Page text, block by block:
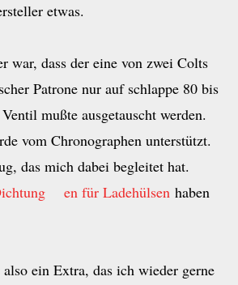
etwas.
war, dass der eine von zwei Colts
Patrone nur auf schlappe 80 bis
mußte ausgetauscht werden.
vom Chronographen unterstützt.
das mich dabei begleitet hat.
en für Ladehülsen haben
also ein Extra, das ich wieder gerne